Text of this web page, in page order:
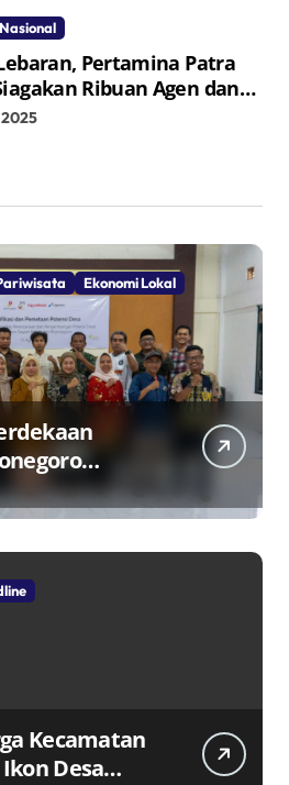
Pertamina Patra
Ribuan Agen dan
LPG 3 Kg
Ekonomi Lokal
Ekonomi
Kecamatan
Desa